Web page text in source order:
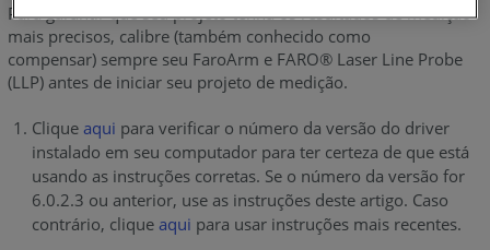
Para garantir que seu projeto tenha os resultados de medição
mais precisos, calibre (também conhecido como
compensar) sempre seu FaroArm e FARO® Laser Line Probe
(LLP) antes de iniciar seu projeto de medição.
Clique aqui para verificar o número da versão do driver
instalado em seu computador para ter certeza de que está
usando as instruções corretas. Se o número da versão for
6.0.2.3 ou anterior, use as instruções deste artigo. Caso
contrário, clique aqui para usar instruções mais recentes.